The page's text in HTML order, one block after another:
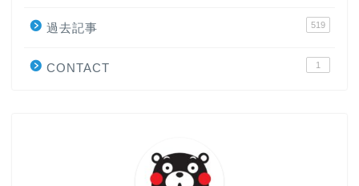
過去記事 519
CONTACT 1
大学入試英語対策講座